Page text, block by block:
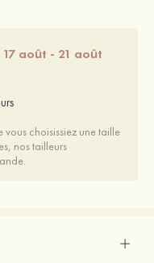
17 août - 21 août
vous choisissiez une taille
nos tailleurs